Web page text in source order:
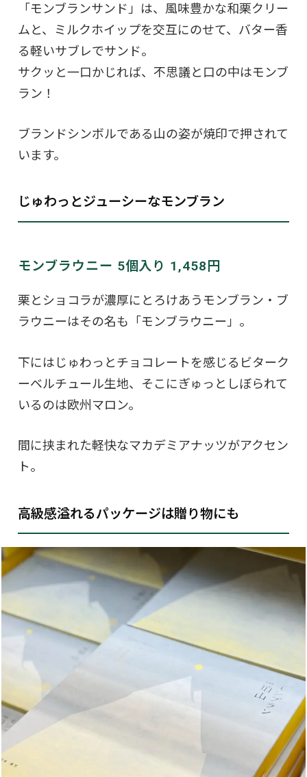
「モンブランサンド」は、風味豊かな和栗クリー
ムと、ミルクホイップを交互にのせて、バター香
る軽いサブレでサンド。
サクッと一口かじれば、不思議と口の中はモンブ
ラン！
ブランドシンボルである山の姿が焼印で押されて
います。
じゅわっとジューシーなモンブラン
モンブラウニー 5個入り 1,458円
栗とショコラが濃厚にとろけあうモンブラン・ブ
ラウニーはその名も「モンブラウニー」。
下にはじゅわっとチョコレートを感じるビターク
ーベルチュール生地、そこにぎゅっとしぼられて
いるのは欧州マロン。
間に挟まれた軽快なマカデミアナッツがアクセン
ト。
高級感溢れるパッケージは贈り物にも